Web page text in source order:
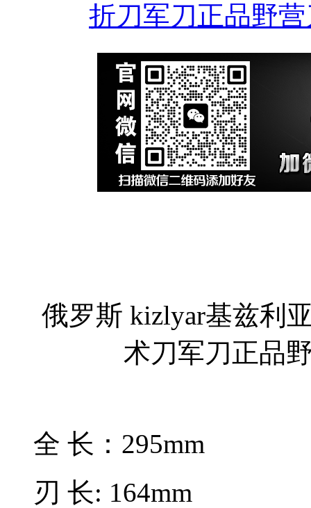
折刀军刀正品野
俄罗斯 kizlyar基兹利
术刀军刀正品
全 长：295mm
刃 长: 164mm